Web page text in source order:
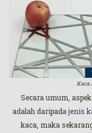
Kaca
Secara umum,
adalah daripada jenis
kaca, maka